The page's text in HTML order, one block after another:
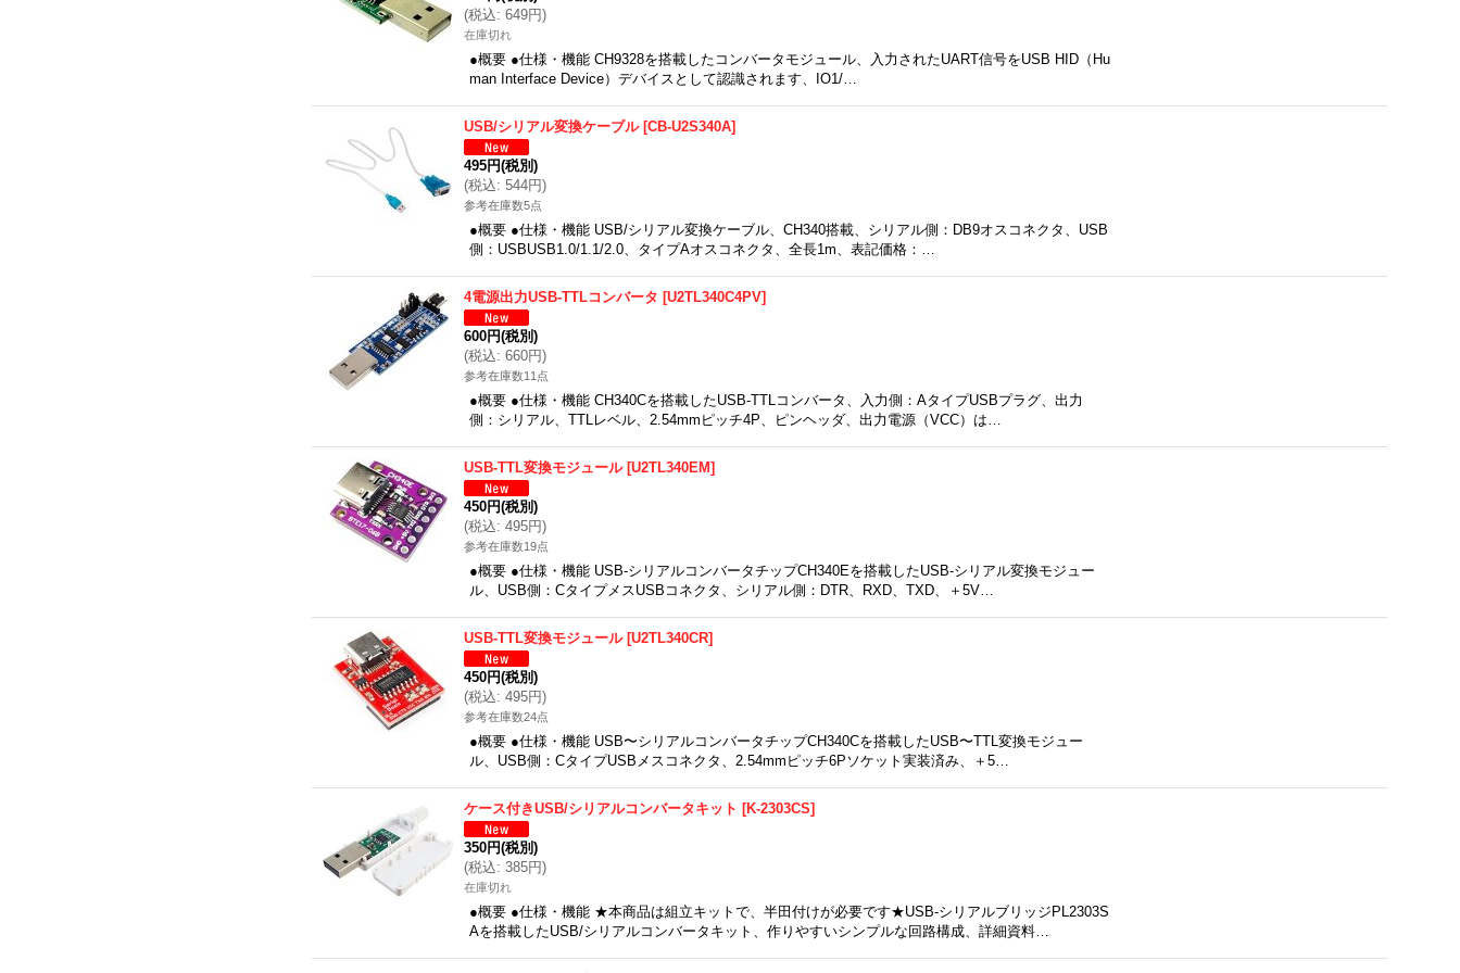
(税込: 649円)
在庫切れ
●概要 ●仕様・機能 CH9328を搭載したコンバータモジュール、入力されたUART信号をUSB HID（Hu
man Interface Device）デバイスとして認識されます、IO1/…
USB/シリアル変換ケーブル [CB-U2S340A]
495円(税別)
(税込: 544円)
参考在庫数5点
●概要 ●仕様・機能 USB/シリアル変換ケーブル、CH340搭載、シリアル側：DB9オスコネクタ、USB
側：USBUSB1.0/1.1/2.0、タイプAオスコネクタ、全長1m、表記価格：…
4電源出力USB-TTLコンバータ [U2TL340C4PV]
600円(税別)
(税込: 660円)
参考在庫数11点
●概要 ●仕様・機能 CH340Cを搭載したUSB-TTLコンバータ、入力側：AタイプUSBプラグ、出力
側：シリアル、TTLレベル、2.54mmピッチ4P、ピンヘッダ、出力電源（VCC）は…
USB-TTL変換モジュール [U2TL340EM]
450円(税別)
(税込: 495円)
参考在庫数19点
●概要 ●仕様・機能 USB-シリアルコンバータチップCH340Eを搭載したUSB-シリアル変換モジュー
ル、USB側：CタイプメスUSBコネクタ、シリアル側：DTR、RXD、TXD、＋5V…
USB-TTL変換モジュール [U2TL340CR]
450円(税別)
(税込: 495円)
参考在庫数24点
●概要 ●仕様・機能 USB〜シリアルコンバータチップCH340Cを搭載したUSB〜TTL変換モジュー
ル、USB側：CタイプUSBメスコネクタ、2.54mmピッチ6Pソケット実装済み、＋5…
ケース付きUSB/シリアルコンバータキット [K-2303CS]
350円(税別)
(税込: 385円)
在庫切れ
●概要 ●仕様・機能 ★本商品は組立キットで、半田付けが必要です★USB-シリアルブリッジPL2303S
Aを搭載したUSB/シリアルコンバータキット、作りやすいシンプルな回路構成、詳細資料…